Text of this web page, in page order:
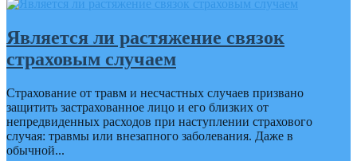
Является ли растяжение связок
страховым случаем
Страхование от травм и несчастных случаев призвано
защитить застрахованное лицо и его близких от
непредвиденных расходов при наступлении страхового
случая: травмы или внезапного заболевания. Даже в
обычной...